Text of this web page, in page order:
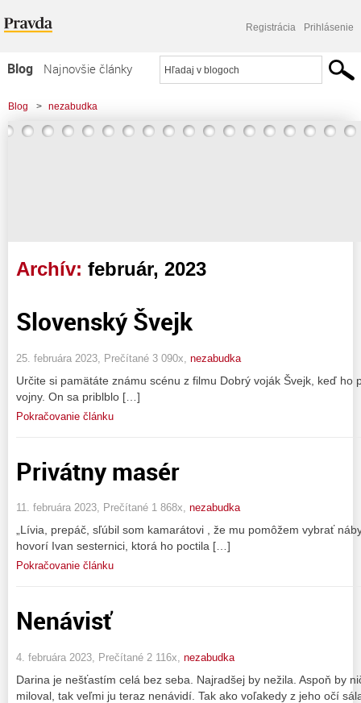
Registrácia Prihlásenie
Blog
Najnovšie články
Najčítanejšie články
Najkomentovanejšie články
Blog > nezabudka
Archív: február, 2023
Slovenský Švejk
25. februára 2023, Prečítané 3 090x, nezabudka
Určite si pamätáte známu scénu z filmu Dobrý voják Švejk, keď ho
vojny. On sa priblblo […]
Pokračovanie článku
Privátny masér
11. februára 2023, Prečítané 1 868x, nezabudka
„Lívia, prepáč, sľúbil som kamarátovi , že mu pomôžem vybrať
hovorí Ivan sesternici, ktorá ho poctila […]
Pokračovanie článku
Nenávisť
4. februára 2023, Prečítané 2 116x, nezabudka
Darina je nešťastím celá bez seba. Najradšej by nežila. Aspoň by
miloval, tak veľmi ju teraz nenávidí. Tak ako voľakedy z jeho očí